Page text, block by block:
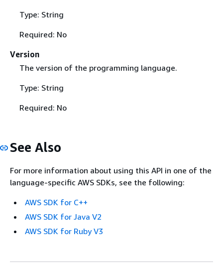
Type: String
Required: No
Version
The version of the programming language.
Type: String
Required: No
See Also
For more information about using this API in one of the
language-specific AWS SDKs, see the following:
AWS SDK for C++
AWS SDK for Java V2
AWS SDK for Ruby V3